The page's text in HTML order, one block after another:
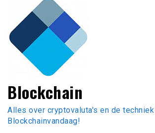
Blockchain
Alles over cryptovaluta's en de
Blockchainvandaag!